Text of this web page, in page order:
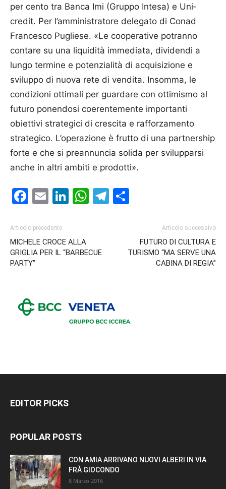
per cento tra Banca Imi (Gruppo Intesa) e Uni­
credit. Per l’amministratore delegato di Conad
Francesco Pugliese. «Le cooperative potranno
contare su una liquidità immediata, dividendi a
lungo termine e potenzialità di acquisizione e
sviluppo di nuova rete di vendita. Insomma, le
condizioni ottimali per guardare con ottimismo al
futuro ponendosi coerentemente importanti
obiettivi strategici di crescita e rafforzamento
strategico. L’opera­zione è frutto di una partnership
forte e che si preannuncia solida per svilupparsi
anche in altri ambiti e prodotti».
Facebook
EmailLinkedIn
WhatsApp
Telegram
Articolo precedente
MICHELE CROCE ALLA
GRIGLIA PER IL “BARBECUE
PARTY”
Articolo successivo
FUTURO DI CULTURA E
TURISMO “MA SERVE UNA
CABINA DI REGIA”
EDITOR PICKS
POPULAR POSTS
CON AMIA ARRIVANO NUOVI ALBERI IN VIA
FRÀ GIOCONDO
8 Marzo 2016